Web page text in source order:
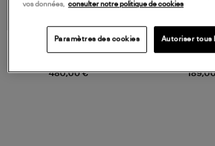
480,00 €
JEROME DREYFUSS
Champagne
NOUVELLE
vos données, consulter notre politique de cookies
Paramètres des cookies Autoriser tous